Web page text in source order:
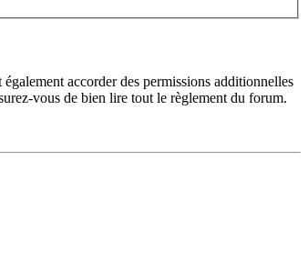
accorder des permissions additionnelles
vous de bien lire tout le règlement du forum.